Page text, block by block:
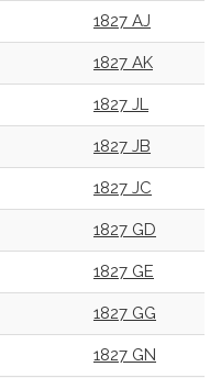
1827 AJ
1827 AK
1827 JL
1827 JB
1827 JC
1827 GD
1827 GE
1827 GG
1827 GN